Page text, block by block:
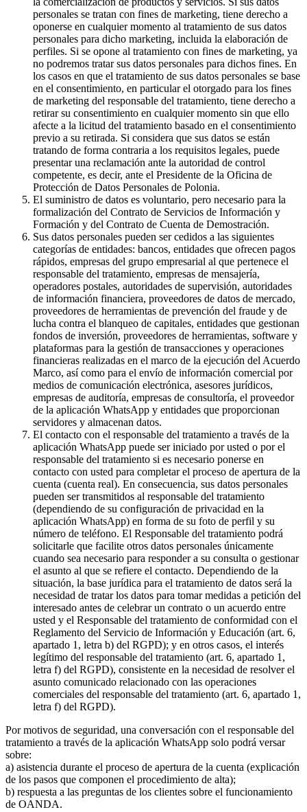
personales se tratan con fines de marketing, tiene derecho a
oponerse en cualquier momento al tratamiento de sus datos
personales para dicho marketing, incluida la elaboración de
perfiles. Si se opone al tratamiento con fines de marketing, ya
no podremos tratar sus datos personales para dichos fines. En
los casos en que el tratamiento de sus datos personales se base
en el consentimiento, en particular el otorgado para los fines
de marketing del responsable del tratamiento, tiene derecho a
retirar su consentimiento en cualquier momento sin que ello
afecte a la licitud del tratamiento basado en el consentimiento
previo a su retirada. Si considera que sus datos se están
tratando de forma contraria a los requisitos legales, puede
presentar una reclamación ante la autoridad de control
competente, es decir, ante el Presidente de la Oficina de
Protección de Datos Personales de Polonia.
El suministro de datos es voluntario, pero necesario para la
formalización del Contrato de Servicios de Información y
Formación y del Contrato de Cuenta de Demostración.
Sus datos personales pueden ser cedidos a las siguientes
categorías de entidades: bancos, entidades que ofrecen pagos
rápidos, empresas del grupo empresarial al que pertenece el
responsable del tratamiento, empresas de mensajería,
operadores postales, autoridades de supervisión, autoridades
de información financiera, proveedores de datos de mercado,
proveedores de herramientas de prevención del fraude y de
lucha contra el blanqueo de capitales, entidades que gestionan
fondos de inversión, proveedores de herramientas, software y
plataformas para la gestión de transacciones y operaciones
financieras realizadas en el marco de la ejecución del Acuerdo
Marco, así como para el envío de información comercial por
medios de comunicación electrónica, asesores jurídicos,
empresas de auditoría, empresas de consultoría, el proveedor
de la aplicación WhatsApp y entidades que proporcionan
servidores y almacenan datos.
El contacto con el responsable del tratamiento a través de la
aplicación WhatsApp puede ser iniciado por usted o por el
responsable del tratamiento si es necesario ponerse en
contacto con usted para completar el proceso de apertura de la
cuenta (cuenta real). En consecuencia, sus datos personales
pueden ser transmitidos al responsable del tratamiento
(dependiendo de su configuración de privacidad en la
aplicación WhatsApp) en forma de su foto de perfil y su
número de teléfono. El Responsable del tratamiento podrá
solicitarle que facilite otros datos personales únicamente
cuando sea necesario para responder a su consulta o gestionar
el asunto al que se refiere el contacto. Dependiendo de la
situación, la base jurídica para el tratamiento de datos será la
necesidad de tratar los datos para tomar medidas a petición del
interesado antes de celebrar un contrato o un acuerdo entre
usted y el Responsable del tratamiento de conformidad con el
Reglamento del Servicio de Información y Educación (art. 6,
apartado 1, letra b) del RGPD); y en otros casos, el interés
legítimo del responsable del tratamiento (art. 6, apartado 1,
letra f) del RGPD), consistente en la necesidad de resolver el
asunto comunicado relacionado con las operaciones
comerciales del responsable del tratamiento (art. 6, apartado 1,
letra f) del RGPD).
Por motivos de seguridad, una conversación con el responsable del
tratamiento a través de la aplicación WhatsApp solo podrá versar
sobre:
a) asistencia durante el proceso de apertura de la cuenta (explicación
de los pasos que componen el procedimiento de alta);
b) respuesta a las preguntas de los clientes sobre el funcionamiento
de OANDA.